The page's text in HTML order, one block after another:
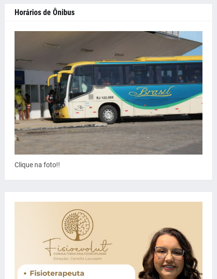
Horários de Ônibus
Clique na foto!!